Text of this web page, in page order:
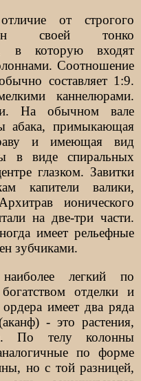
от строгого
своей тонко
в которую входят
Соотношение
составляет 1:9.
каннелюрами.
На обычном вале
абака, примыкающая
и имеющая вид
в виде спиральных
глазком. Завитки
капители валики,
ионического
на две-три части.
имеет рельефные
зубчиками.
легкий по
отделки и
имеет два ряда
- это растения,
По телу колонны
по форме
но с той разницей,